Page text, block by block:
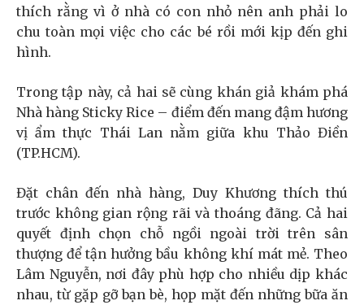
thích rằng vì ở nhà có con nhỏ nên anh phải lo
chu toàn mọi việc cho các bé rồi mới kịp đến ghi
hình.
Trong tập này, cả hai sẽ cùng khán giả khám phá
Nhà hàng Sticky Rice – điểm đến mang đậm hương
vị ẩm thực Thái Lan nằm giữa khu Thảo Điền
(TP.HCM).
Đặt chân đến nhà hàng, Duy Khương thích thú
trước không gian rộng rãi và thoáng đãng. Cả hai
quyết định chọn chỗ ngồi ngoài trời trên sân
thượng để tận hưởng bầu không khí mát mẻ. Theo
Lâm Nguyễn, nơi đây phù hợp cho nhiều dịp khác
nhau, từ gặp gỡ bạn bè, họp mặt đến những bữa ăn